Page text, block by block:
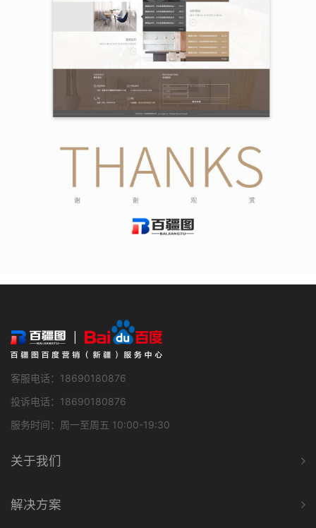
客服电话：18690180876
投诉电话：18690180876
服务时间：周一至周五 10:00-19:30
关于我们
解决方案